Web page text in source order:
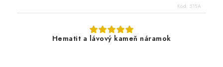
Kód: 515A
Hematit a lávový kameň náramok